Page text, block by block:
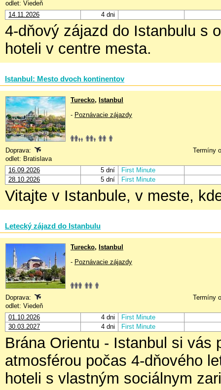
odlet: Viedeň
14.11.2026
4 dni
4-dňový zájazd do Istanbulu s
hoteli v centre mesta.
Istanbul: Mesto dvoch kontinentov
Turecko, Istanbul
- Poznávacie zájazdy
Doprava:
Termíny
odlet: Bratislava
16.09.2026
5 dní
First Minute
28.10.2026
5 dní First Minute
Vitajte v Istanbule, v meste,
Letecký zájazd do Istanbulu
Turecko, Istanbul
- Poznávacie zájazdy
Doprava:
Termíny
odlet: Viedeň
01.10.2026
4 dni
First Minute
30.03.2027
4 dni First Minute
Brána Orientu - Istanbul si vás
atmosférou počas 4-dňového
hoteli s vlastným sociálnym